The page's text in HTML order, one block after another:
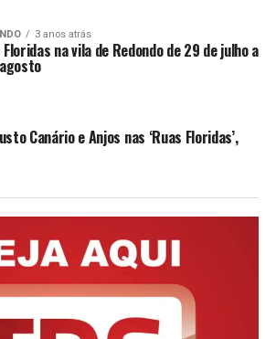
3 anos atrás
Floridas na vila de Redondo de 29 de julho a
Canário e Anjos nas ‘Ruas Floridas’,